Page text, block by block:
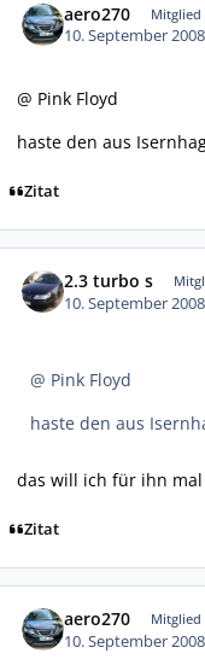
aero270 Mitglied
10. September
@ Pink Floyd
haste den aus
Zitat
2.3 turbo s
10. September
@ Pink Floyd
haste den aus
das will ich für ihn
Zitat
aero270 Mitglied
10. September